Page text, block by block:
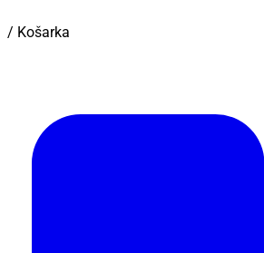
/ Košarka